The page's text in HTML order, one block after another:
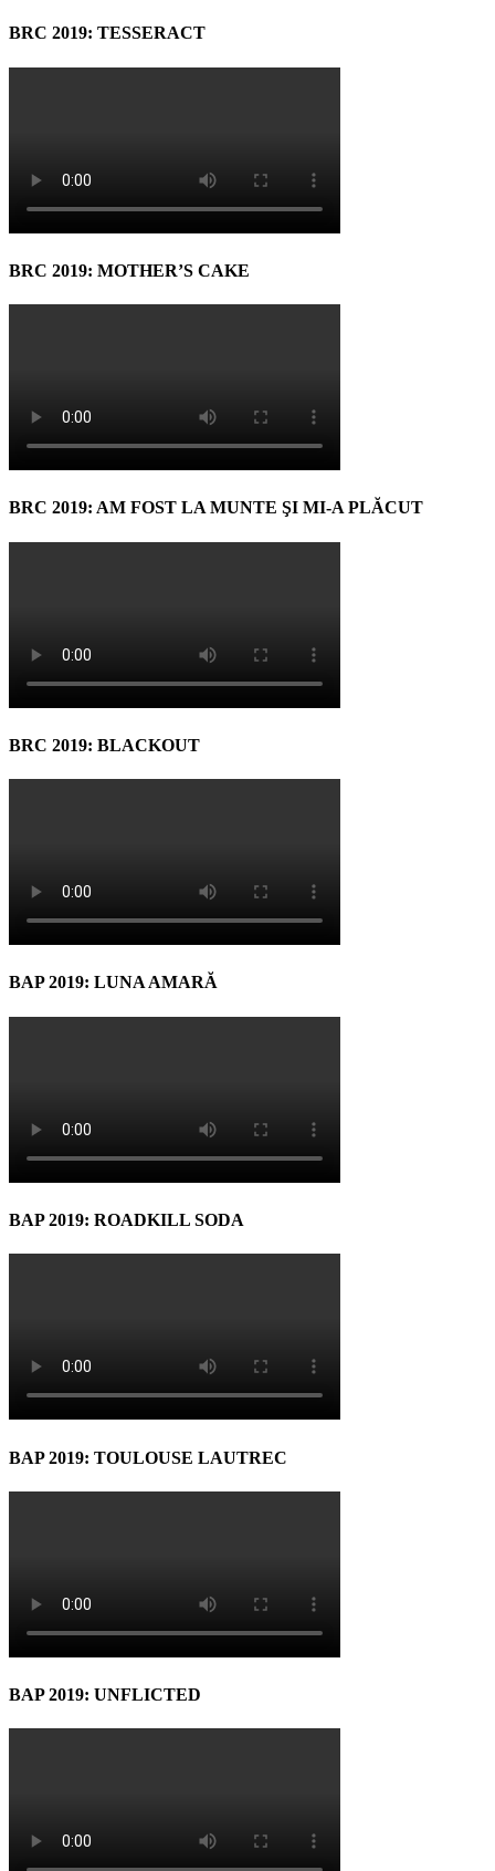
BRC 2019: TESSERACT
BRC 2019: MOTHER’S CAKE
BRC 2019: AM FOST LA MUNTE ŞI MI-A PLĂCUT
BRC 2019: BLACKOUT
BAP 2019: LUNA AMARĂ
BAP 2019: ROADKILL SODA
BAP 2019: TOULOUSE LAUTREC
BAP 2019: UNFLICTED